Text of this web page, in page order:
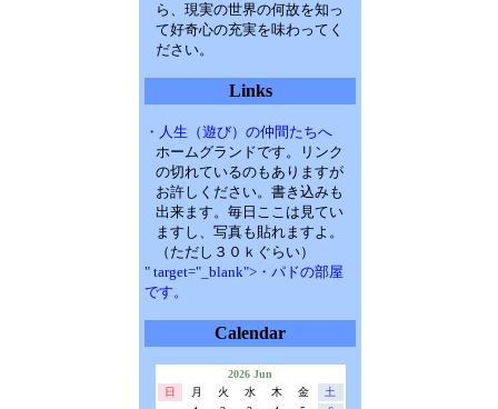
ら、現実の世界の何故を知っ
て好奇心の充実を味わってく
ださい。
Links
・人生（遊び）の仲間たちへ
ホームグランドです。リンク
の切れているのもありますが
お許しください。書き込みも
出来ます。毎日ここは見てい
ますし、写真も貼れますよ。
（ただし３０ｋぐらい）
" target="_blank">・パドの部屋
です。
Calendar
2026 Jun
日
月 火 水 木 金
土